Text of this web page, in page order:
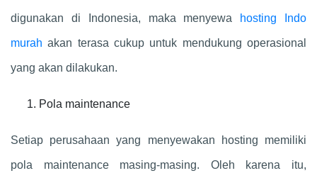
digunakan di Indonesia, maka menyewa hosting Indo
murah akan terasa cukup untuk mendukung operasional
yang akan dilakukan.
Pola maintenance
Setiap perusahaan yang menyewakan hosting memiliki
pola maintenance masing-masing. Oleh karena itu,